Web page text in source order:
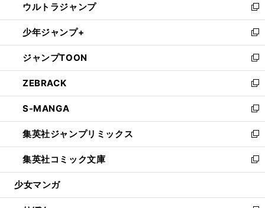
く
で
開
く
ド
ウ
で
開
く
ィ
ン
ド
ウ
で
開
く
い
ウ
ィ
ン
ド
ウ
で
開
く
ウルトラジャンプ
新
し
い
ウ
ィ
ン
ド
ウ
で
開
く
少年ジャンプ+
新
し
い
ウ
ィ
ン
ド
ウ
で
開
く
ジャンプTOON
新
し
い
ウ
ィ
ン
ド
ウ
で
開
ZEBRACK
新
し
い
ウ
ィ
ン
ド
ウ
開
S-MANGA
新
し
い
ウ
ィ
ン
ウ
集英社ジャンプリミックス
新
し
い
ウ
ン
集英社コミック文庫
新
し
ウ
少女マンガ